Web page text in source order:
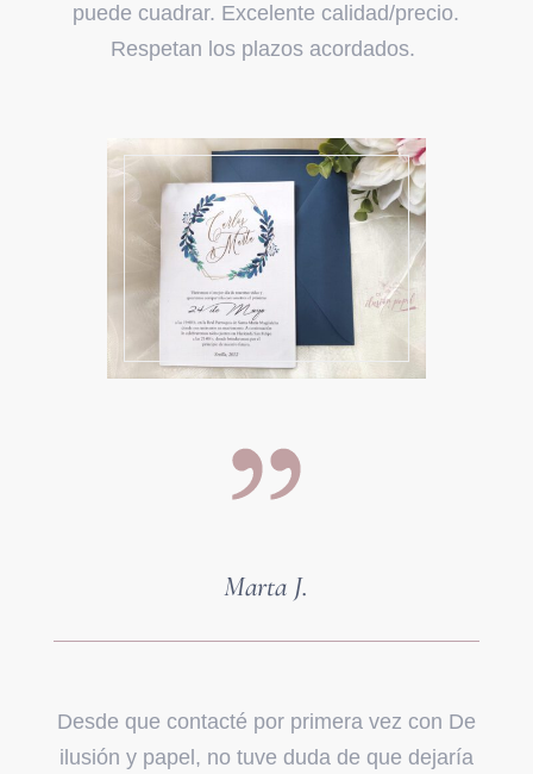
puede cuadrar. Excelente calidad/precio.
Respetan los plazos acordados.
Marta J.
Desde que contacté por primera vez con De
ilusión y papel, no tuve duda de que dejaría